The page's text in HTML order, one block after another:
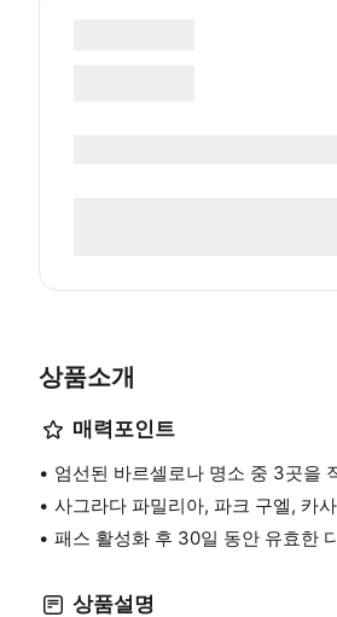
상품소개
매력포인트
엄선된 바르셀로나 명소 중 3곳을
사그라다 파밀리아, 파크 구엘, 카
패스 활성화 후 30일 동안 유효한
상품설명